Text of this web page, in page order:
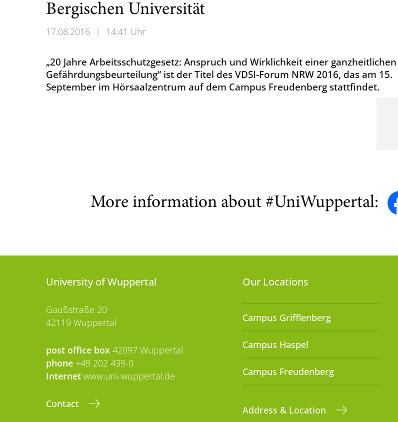
Bergischen Universität
17.08.2016 | 14:41 Uhr
„20 Jahre Arbeitsschutzgesetz: Anspruch und Wirklichkeit einer ganzheitlichen
Gefährdungsbeurteilung“ ist der Titel des VDSI-Forum NRW 2016, das am 15.
September im Hörsaalzentrum auf dem Campus Freudenberg stattfindet.
More information about #UniWuppertal:
University of Wuppertal
Gaußstraße 20
42119 Wuppertal
post office box 42097 Wuppertal
phone +49 202 439-0
Internet www.uni-wuppertal.de
Contact
Our Locations
Campus Grifflenberg
Campus Haspel
Campus Freudenberg
Address & Location